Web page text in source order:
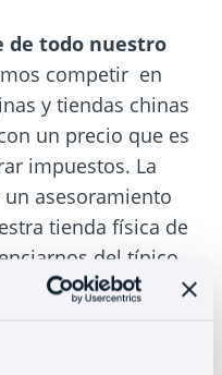
de todo nuestro
competir en
y tiendas chinas
un precio que es
impuestos. La
asesoramiento
tienda física de
del típico
bajo.
que